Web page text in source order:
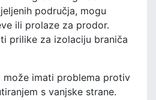
područja, mogu
ili prolaze za prodor.
prilike za izolaciju braniča
može imati problema protiv
s vanjske strane.